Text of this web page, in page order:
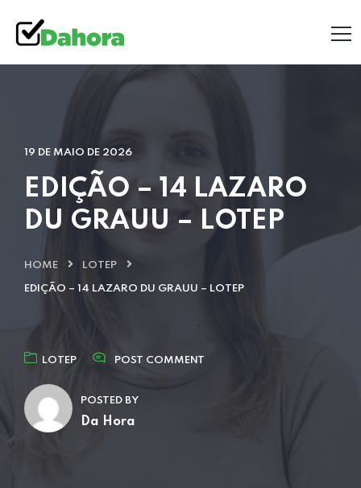
19 DE MAIO DE 2026
EDIÇÃO – 14 LAZARO
DU GRAUU – LOTEP
HOME LOTEP
EDIÇÃO – 14 LAZARO DU GRAUU – LOTEP
LOTEP POST COMMENT
POSTED BY
Da Hora